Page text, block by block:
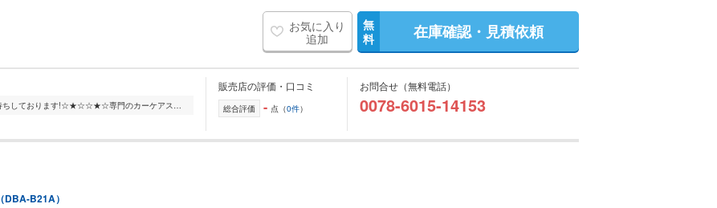
お気に入り
追加
無
料
在庫確認・見積依頼
☆★☆最新鋭の設備で皆様のご入庫お待ちしております!☆★☆☆★☆専門のカーケアスタッフによる洗車が行えます!☆★☆☆★☆ご来店いただいたお客様には無料にてお飲み物をご提供させ...
販売店の評価・口コミ
総合評価 - 点（0件）
お問合せ（無料電話）
0078-6015-14153
（DBA-B21A）